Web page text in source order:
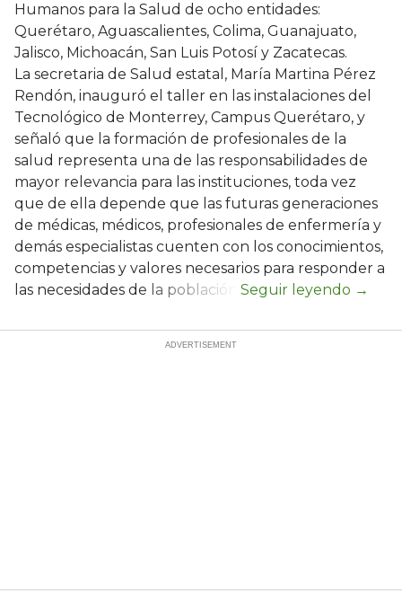
Humanos para la Salud de ocho entidades:
Querétaro, Aguascalientes, Colima, Guanajuato,
Jalisco, Michoacán, San Luis Potosí y Zacatecas.
La secretaria de Salud estatal, María Martina Pérez
Rendón, inauguró el taller en las instalaciones del
Tecnológico de Monterrey, Campus Querétaro, y
señaló que la formación de profesionales de la
salud representa una de las responsabilidades de
mayor relevancia para las instituciones, toda vez
que de ella depende que las futuras generaciones
de médicas, médicos, profesionales de enfermería y
demás especialistas cuenten con los conocimientos,
competencias y valores necesarios para responder a
las necesidades de la población.